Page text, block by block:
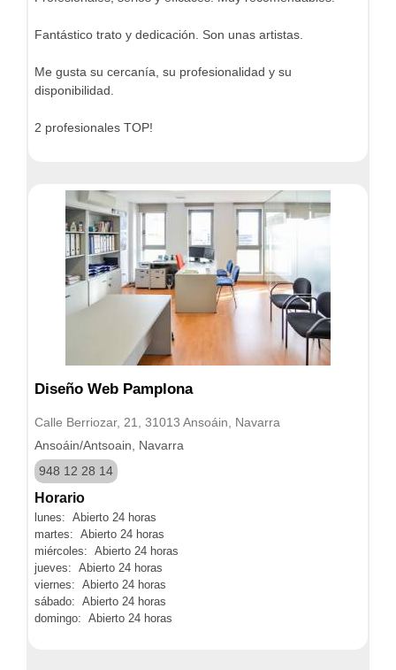
Fantástico trato y dedicación. Son unas artistas.
Me gusta su cercanía, su profesionalidad y su
disponibilidad.
2 profesionales TOP!
Diseño Web Pamplona
Calle Berriozar, 21, 31013 Ansoáin, Navarra
Ansoáin/Antsoain, Navarra
948 12 28 14
Horario
lunes: Abierto 24 horas
martes: Abierto 24 horas
miércoles: Abierto 24 horas
jueves: Abierto 24 horas
viernes: Abierto 24 horas
sábado: Abierto 24 horas
domingo: Abierto 24 horas